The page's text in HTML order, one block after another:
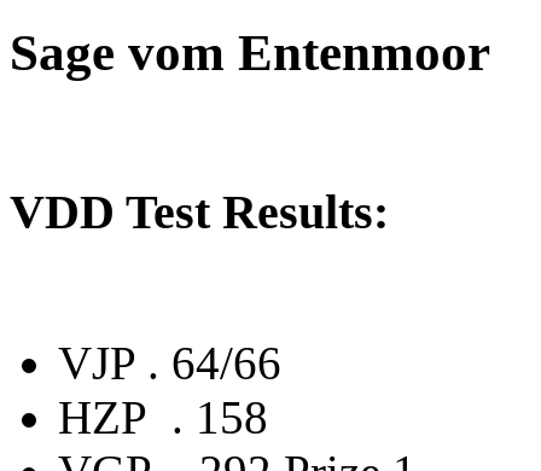
Sage vom Entenmoor
VDD Test Results:
VJP . 64/66
HZP . 158